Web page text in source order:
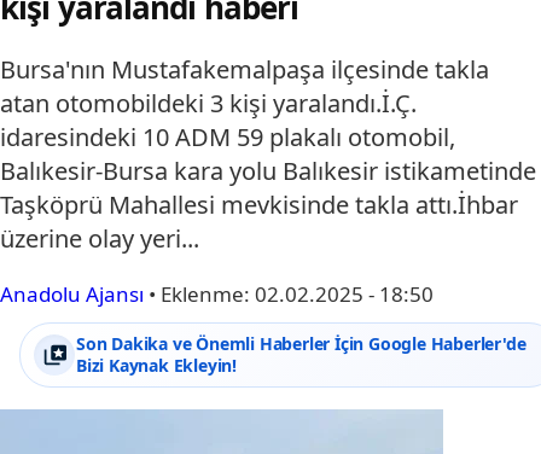
Bursa'nın Mustafakemalpaşa ilçesinde takla
atan otomobildeki 3 kişi yaralandı.İ.Ç.
idaresindeki 10 ADM 59 plakalı otomobil,
Balıkesir-Bursa kara yolu Balıkesir istikametinde
Taşköprü Mahallesi mevkisinde takla attı.İhbar
üzerine olay yeri...
Anadolu Ajansı • Eklenme: 02.02.2025 - 18:50
Son Dakika ve Önemli Haberler İçin Google Haberler'de
Bizi Kaynak Ekleyin!